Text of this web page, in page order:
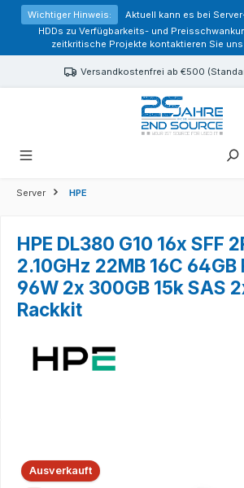
springen
Wichtiger Hinweis:
Aktuell kann es bei
HDDs zu Verfügbarkeits- und
zeitkritische Projekte kontaktieren Sie
Versandkostenfrei ab €500
Server HPE
HPE DL380 G10 16x SFF
2.10GHz 22MB 16C 64GB
96W 2x 300GB 15k SAS
Rackkit
Bildergalerie überspringen
Ausverkauft